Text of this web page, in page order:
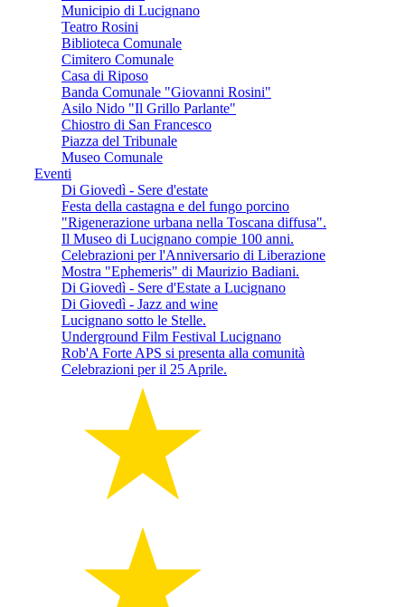
Municipio di Lucignano
Teatro Rosini
Biblioteca Comunale
Cimitero Comunale
Casa di Riposo
Banda Comunale "Giovanni Rosini"
Asilo Nido "Il Grillo Parlante"
Chiostro di San Francesco
Piazza del Tribunale
Museo Comunale
Eventi
Di Giovedì - Sere d'estate
Festa della castagna e del fungo porcino
"Rigenerazione urbana nella Toscana diffusa".
Il Museo di Lucignano compie 100 anni.
Celebrazioni per l'Anniversario di Liberazione
Mostra "Ephemeris" di Maurizio Badiani.
Di Giovedì - Sere d'Estate a Lucignano
Di Giovedì - Jazz and wine
Lucignano sotto le Stelle.
Underground Film Festival Lucignano
Rob'A Forte APS si presenta alla comunità
Celebrazioni per il 25 Aprile.